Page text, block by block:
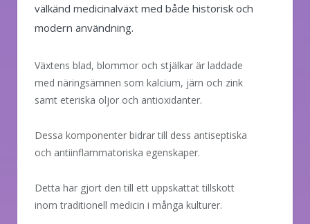
välkänd medicinalväxt med både historisk och
modern användning.
Växtens blad, blommor och stjälkar är laddade
med näringsämnen som kalcium, järn och zink
samt eteriska oljor och antioxidanter.
Dessa komponenter bidrar till dess antiseptiska
och antiinflammatoriska egenskaper.
Detta har gjort den till ett uppskattat tillskott
inom traditionell medicin i många kulturer.